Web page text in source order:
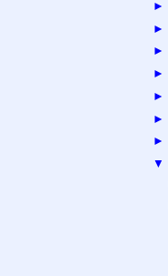
►
►
►
►
►
►
►
▼